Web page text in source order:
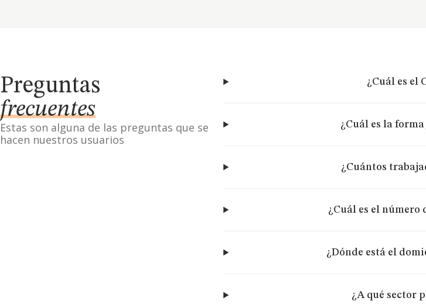
Preguntas
frecuentes
Estas son alguna de las preguntas que se
hacen nuestros usuarios
¿Cuál es el
¿Cuál es la
¿Cuántos
¿Cuál es el número
¿Dónde está el
¿A qué sector